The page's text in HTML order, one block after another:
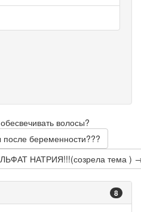
волосы?
беременности???
НАТРИЯ!!!(созрела тема )
8